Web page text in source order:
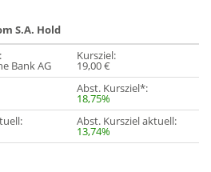
S.A. Hold
Bank AG
Kursziel:
19,00 €
Abst. Kursziel*:
18,75%
Abst. Kursziel aktuell:
13,74%